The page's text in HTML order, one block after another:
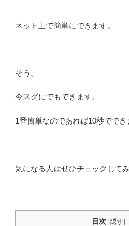
ネット上で簡単にできます。
そう。
今スグにでもできます。
1番簡単なのであれば10秒ででき
気になる人はぜひチェックして
目次 [隠す]